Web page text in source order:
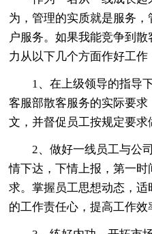
为，管理的实质就是服务
户服务。如果我能竞争到
力从以下几个方面作好工作
1、在上级领导的指导下
客服部散客服务的实际要
文，并督促员工按规定要求
2、做好一线员工与公司
情下达，下情上报，第一
求。掌握员工思想动态，
的工作责任心，提高工作效